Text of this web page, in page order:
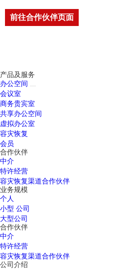
前往合作伙伴页面
产品及服务
办公空间
会议室
商务贵宾室
共享办公空间
虚拟办公室
容灾恢复
会员
合作伙伴
中介
特许经营
容灾恢复渠道合作伙伴
业务规模
个人
小型 公司
大型公司
合作伙伴
中介
特许经营
容灾恢复渠道合作伙伴
公司介绍